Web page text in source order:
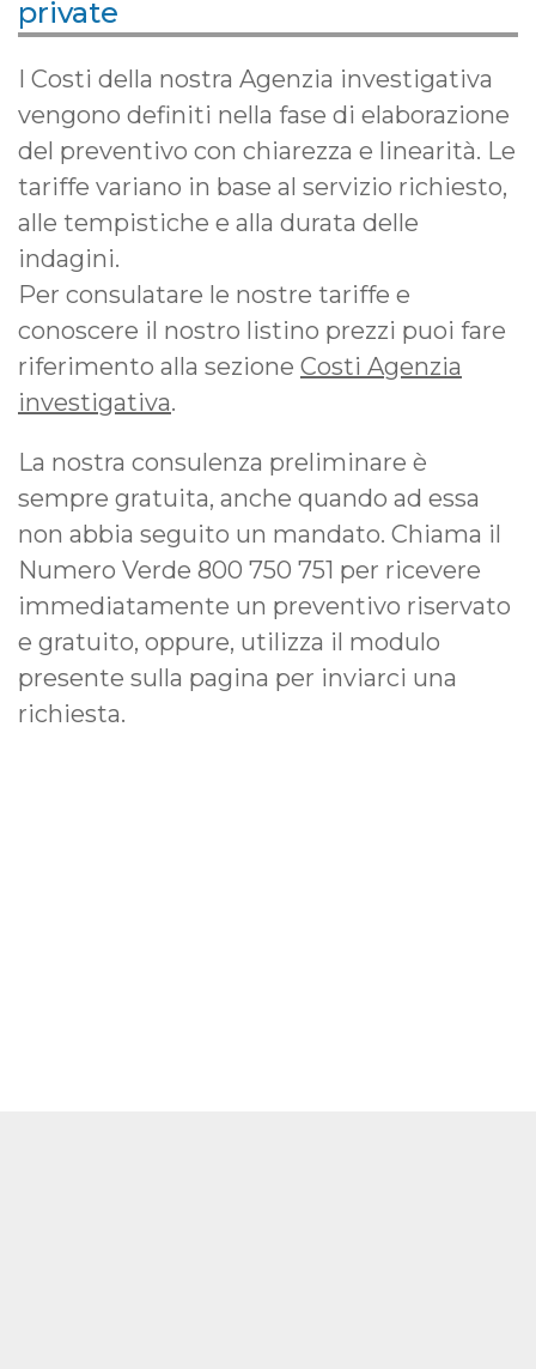
private
I Costi della nostra Agenzia investigativa
vengono definiti nella fase di elaborazione
del preventivo con chiarezza e linearità. Le
tariffe variano in base al servizio richiesto,
alle tempistiche e alla durata delle
indagini.
Per consulatare le nostre tariffe e
conoscere il nostro listino prezzi puoi fare
riferimento alla sezione Costi Agenzia
investigativa.
La nostra consulenza preliminare è
sempre gratuita, anche quando ad essa
non abbia seguito un mandato. Chiama il
Numero Verde 800 750 751 per ricevere
immediatamente un preventivo riservato
e gratuito, oppure, utilizza il modulo
presente sulla pagina per inviarci una
richiesta.